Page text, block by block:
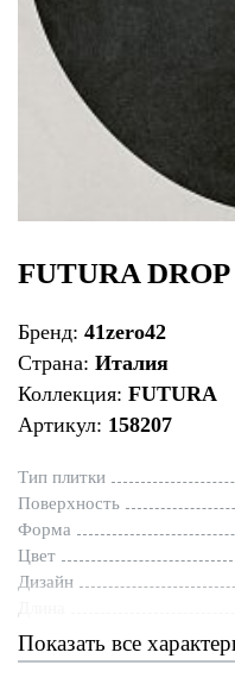
FUTURA
Бренд: 41zero42
Страна: Италия
Коллекция: FUTURA
Артикул: 158207
Тип плитки
Поверхность
Форма
Цвет
Дизайн
Показать все